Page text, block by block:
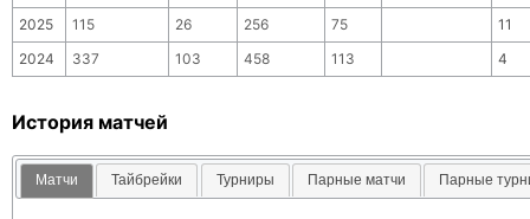
2025 115 26 256 75
11
2024
337 103 458 113 4
История матчей
Матчи Тайбрейки Турниры Парные матчи Парные